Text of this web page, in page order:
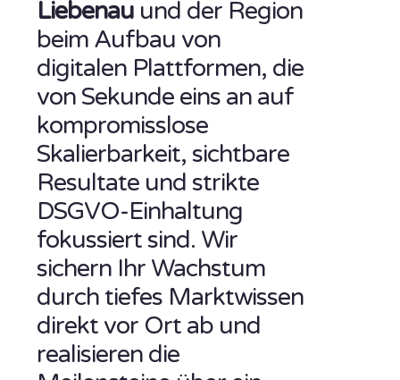
Liebenau und der Region
beim Aufbau von
digitalen Plattformen, die
von Sekunde eins an auf
kompromisslose
Skalierbarkeit, sichtbare
Resultate und strikte
DSGVO-Einhaltung
fokussiert sind. Wir
sichern Ihr Wachstum
durch tiefes Marktwissen
direkt vor Ort ab und
realisieren die